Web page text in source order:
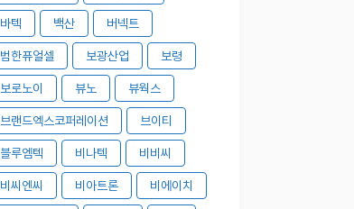
바텍 백산 버넥트
범한퓨얼셀 보광산업 보령
보로노이 뷰노 뷰웍스
브랜드엑스코퍼레이션 브이티
블루엠텍 비나텍 비비씨
비씨엔씨 비아트론 비에이치